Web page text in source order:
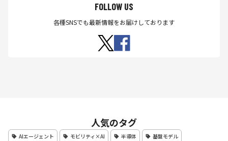
FOLLOW US
各種SNSでも最新情報をお届けしております
人気のタグ
AIエージェント モビリティ×AI 半導体 基盤モデル